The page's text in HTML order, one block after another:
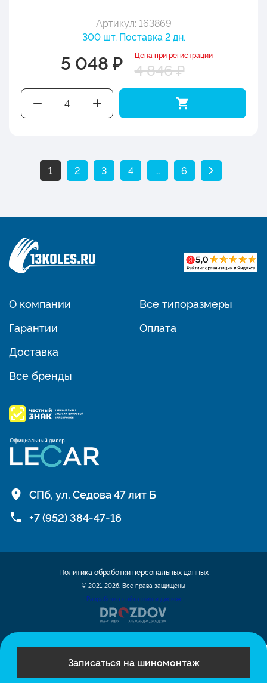
Записаться на шиномонтаж
Артикул: 163869
300 шт. Поставка 2 дн.
5 048 ₽ Цена при регистрации
4 846 ₽
1 2 3 4 ... 6
О компании
Гарантии
Доставка
Все бренды
Все типоразмеры
Оплата
СПб, ул. Седова 47 лит Б
+7 (952) 384-47-16
© 2021-2026. Все права защищены
Разработка сайта шин и дисков
Политика обработки персональных данных